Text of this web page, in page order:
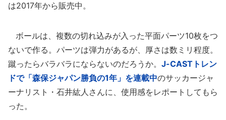
は2017年から販売中。
ボールは、複数の切れ込みが入った平面パーツ10枚をつ
ないで作る。パーツは弾力があるが、厚さは数ミリ程度。
蹴ったらバラバラにならないのだろうか。 J-CASTトレン
ドで「森保ジャパン勝負の1年」を連載中のサッカージャ
ーナリスト・石井紘人さんに、使用感をレポートしてもら
った。